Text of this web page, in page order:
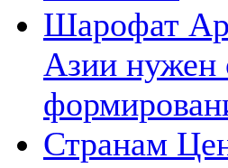
Шарофат
Азии нужен
Странам